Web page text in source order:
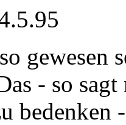
gewesen
- so